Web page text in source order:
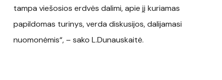
tampa viešosios erdvės dalimi, apie jį kuriamas
papildomas turinys, verda diskusijos, dalijamasi
nuomonėmis“, – sako L.Dunauskaitė.